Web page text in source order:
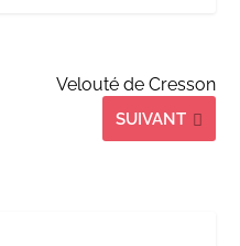
Velouté de Cresson
SUIVANT